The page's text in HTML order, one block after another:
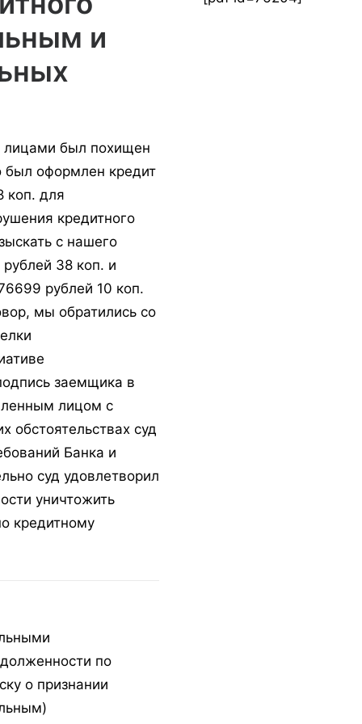
и
лицами был похищен
был оформлен кредит
коп. для
кредитного
с нашего
38 коп. и
рублей 10 коп.
мы обратились со
заемщика в
лицом с
обстоятельствах суд
Банка и
суд удовлетворил
уничтожить
кредитному
по
о признании